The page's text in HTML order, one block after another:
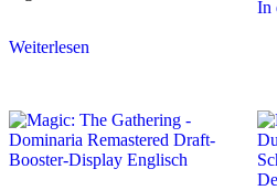
Weiterlesen
In